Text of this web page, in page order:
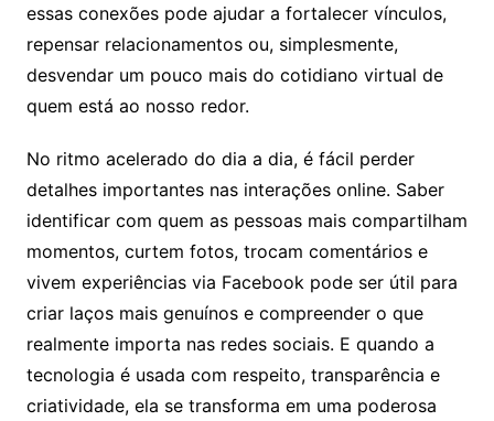
essas conexões pode ajudar a fortalecer vínculos,
repensar relacionamentos ou, simplesmente,
desvendar um pouco mais do cotidiano virtual de
quem está ao nosso redor.
No ritmo acelerado do dia a dia, é fácil perder
detalhes importantes nas interações online. Saber
identificar com quem as pessoas mais compartilham
momentos, curtem fotos, trocam comentários e
vivem experiências via Facebook pode ser útil para
criar laços mais genuínos e compreender o que
realmente importa nas redes sociais. E quando a
tecnologia é usada com respeito, transparência e
criatividade, ela se transforma em uma poderosa